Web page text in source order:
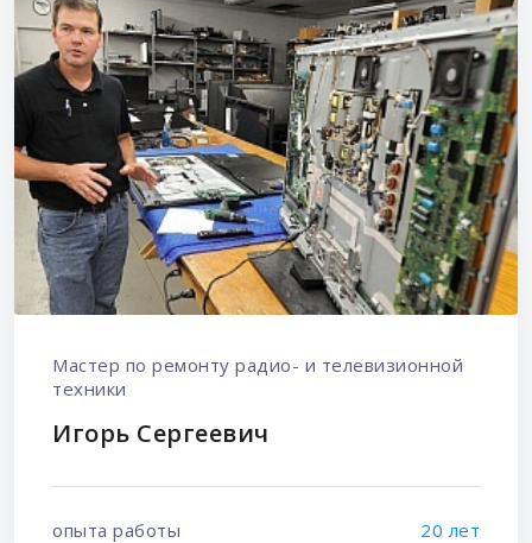
Мастер по ремонту радио- и телевизионной
техники
Игорь Сергеевич
опыта работы 20 лет